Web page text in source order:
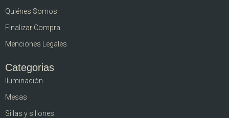
Quiénes Somos
Finalizar Compra
Menciones Legales
Categorias
Iluminación
Mesas
Sillas y sillones